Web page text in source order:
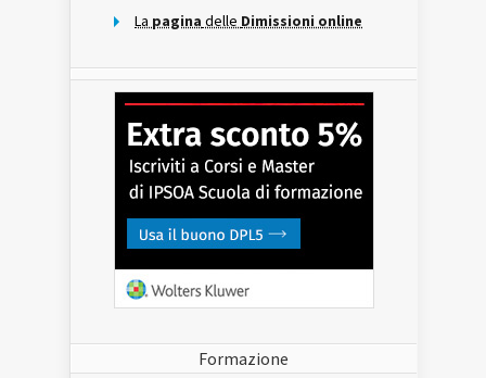
La pagina delle Dimissioni online
Formazione